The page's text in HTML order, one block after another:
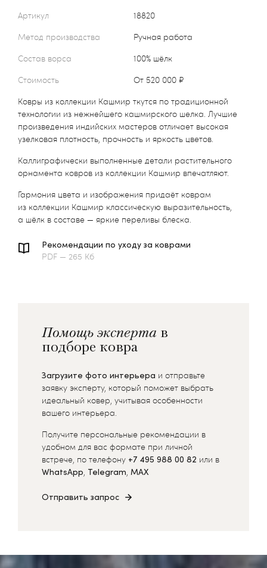
Артикул
18820
Метод производства
Ручная работа
Состав ворса
100% шёлк
Стоимость
от 520 000 ₽
Ковры из коллекции Кашмир ткутся по традиционной
технологии из нежнейшего кашмирского шелка. Лучшие
произведения индийских мастеров отличает высокая
узелковая плотность, прочность и яркость цветов.
Каллиграфически выполненные детали растительного
орнамента ковров из коллекции Кашмир впечатляют.
Гармония цвета и изображения придаёт коврам
из коллекции Кашмир классическую выразительность,
а шёлк в составе — яркие переливы блеска.
Рекомендации по уходу за коврами
PDF — 265 Кб
Помощь эксперта в
подборе ковра
Загрузите фото интерьера и отправьте
заявку эксперту, который поможет выбрать
идеальный ковер, учитывая особенности
вашего интерьера.
Получите персональные рекомендации в
удобном для вас формате при личной
встрече, по телефону +7 495 988 00 82 или в
WhatsApp, Telegram, MAX
Отправить запрос